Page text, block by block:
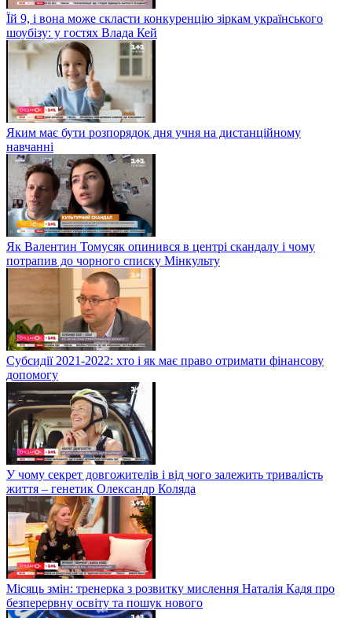
Їй 9, і вона може скласти конкуренцію зіркам українського
шоубізу: у гостях Влада Кей
Яким має бути розпорядок дня учня на дистанційному
навчанні
Як Валентин Томусяк опинився в центрі скандалу і чому
потрапив до чорного списку Мінкульту
Субсидії 2021-2022: хто і як має право отримати фінансову
допомогу
У чому секрет довгожителів і від чого залежить тривалість
життя – генетик Олександр Коляда
Місяць змін: тренерка з розвитку мислення Наталія Кадя про
безперервну освіту та пошук нового